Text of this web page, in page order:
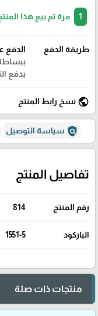
مرة تم بيع هذا
طريقة الدفع
الدفع
بدفع
public نسخ رابط المنتج
policy سياسة التوصيل
تفاصيل المنتج
رقم المنتج 814
الباركود 1551-5
منتجات ذات صلة